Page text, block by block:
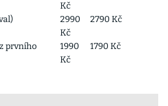
Kč
2990
Kč
2790 Kč
prvního
1990
Kč
1790 Kč